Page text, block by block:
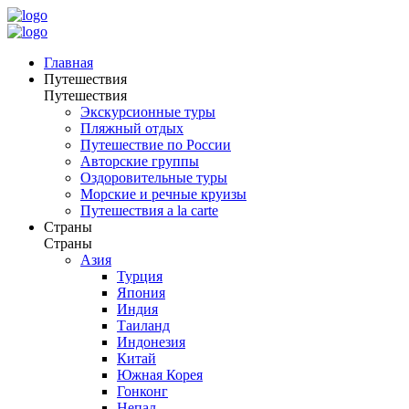
Главная
Путешествия
Путешествия
Экскурсионные туры
Пляжный отдых
Путешествие по России
Авторские группы
Оздоровительные туры
Морские и речные круизы
Путешествия a la carte
Страны
Страны
Азия
Турция
Япония
Индия
Таиланд
Индонезия
Китай
Южная Корея
Гонконг